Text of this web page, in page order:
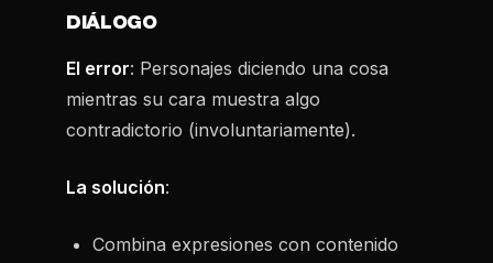
DIÁLOGO
El error: Personajes diciendo una cosa
mientras su cara muestra algo
contradictorio (involuntariamente).
La solución:
Combina expresiones con contenido